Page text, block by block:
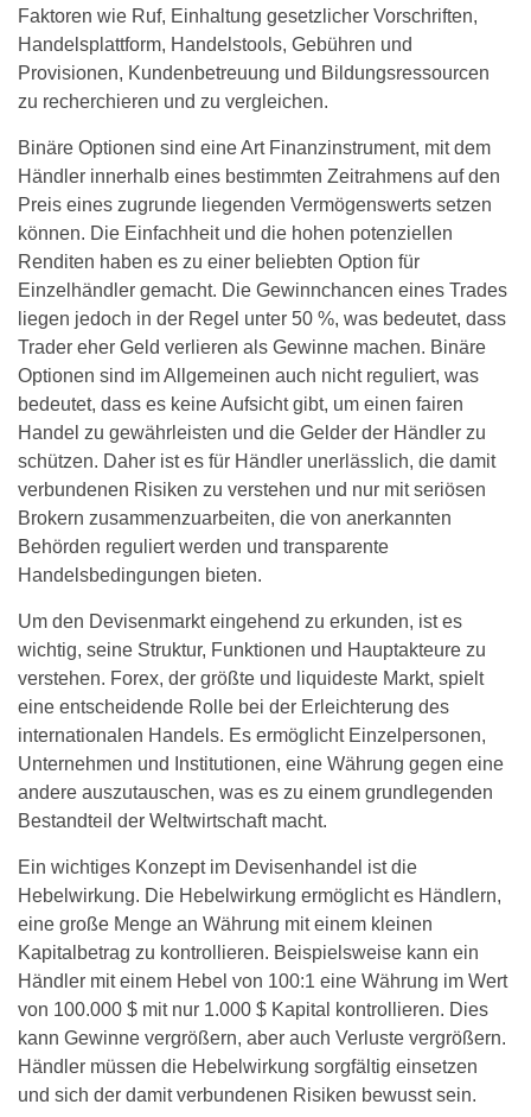
Faktoren wie Ruf, Einhaltung gesetzlicher Vorschriften,
Handelsplattform, Handelstools, Gebühren und
Provisionen, Kundenbetreuung und Bildungsressourcen
zu recherchieren und zu vergleichen.
Binäre Optionen sind eine Art Finanzinstrument, mit dem
Händler innerhalb eines bestimmten Zeitrahmens auf den
Preis eines zugrunde liegenden Vermögenswerts setzen
können. Die Einfachheit und die hohen potenziellen
Renditen haben es zu einer beliebten Option für
Einzelhändler gemacht. Die Gewinnchancen eines Trades
liegen jedoch in der Regel unter 50 %, was bedeutet, dass
Trader eher Geld verlieren als Gewinne machen. Binäre
Optionen sind im Allgemeinen auch nicht reguliert, was
bedeutet, dass es keine Aufsicht gibt, um einen fairen
Handel zu gewährleisten und die Gelder der Händler zu
schützen. Daher ist es für Händler unerlässlich, die damit
verbundenen Risiken zu verstehen und nur mit seriösen
Brokern zusammenzuarbeiten, die von anerkannten
Behörden reguliert werden und transparente
Handelsbedingungen bieten.
Um den Devisenmarkt eingehend zu erkunden, ist es
wichtig, seine Struktur, Funktionen und Hauptakteure zu
verstehen. Forex, der größte und liquideste Markt, spielt
eine entscheidende Rolle bei der Erleichterung des
internationalen Handels. Es ermöglicht Einzelpersonen,
Unternehmen und Institutionen, eine Währung gegen eine
andere auszutauschen, was es zu einem grundlegenden
Bestandteil der Weltwirtschaft macht.
Ein wichtiges Konzept im Devisenhandel ist die
Hebelwirkung. Die Hebelwirkung ermöglicht es Händlern,
eine große Menge an Währung mit einem kleinen
Kapitalbetrag zu kontrollieren. Beispielsweise kann ein
Händler mit einem Hebel von 100:1 eine Währung im Wert
von 100.000 $ mit nur 1.000 $ Kapital kontrollieren. Dies
kann Gewinne vergrößern, aber auch Verluste vergrößern.
Händler müssen die Hebelwirkung sorgfältig einsetzen
und sich der damit verbundenen Risiken bewusst sein.